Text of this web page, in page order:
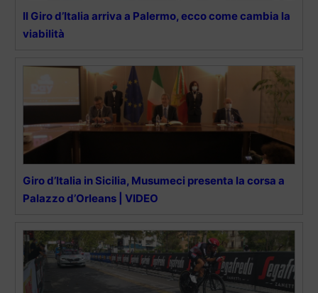
Il Giro d’Italia arriva a Palermo, ecco come cambia la
viabilità
Giro d’Italia in Sicilia, Musumeci presenta la corsa a
Palazzo d’Orleans | VIDEO